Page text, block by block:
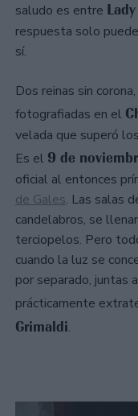
saludo es entre
respuesta solo
sí.
Dos reinas sin
fotografiadas en el
velada que superó
Es el 9 de
oficial al entonces
de Gales. Las salas
candelabros, se
terciopelos. Pero
cuando la luz se
por separado, juntas
prácticamente
Grimaldi.